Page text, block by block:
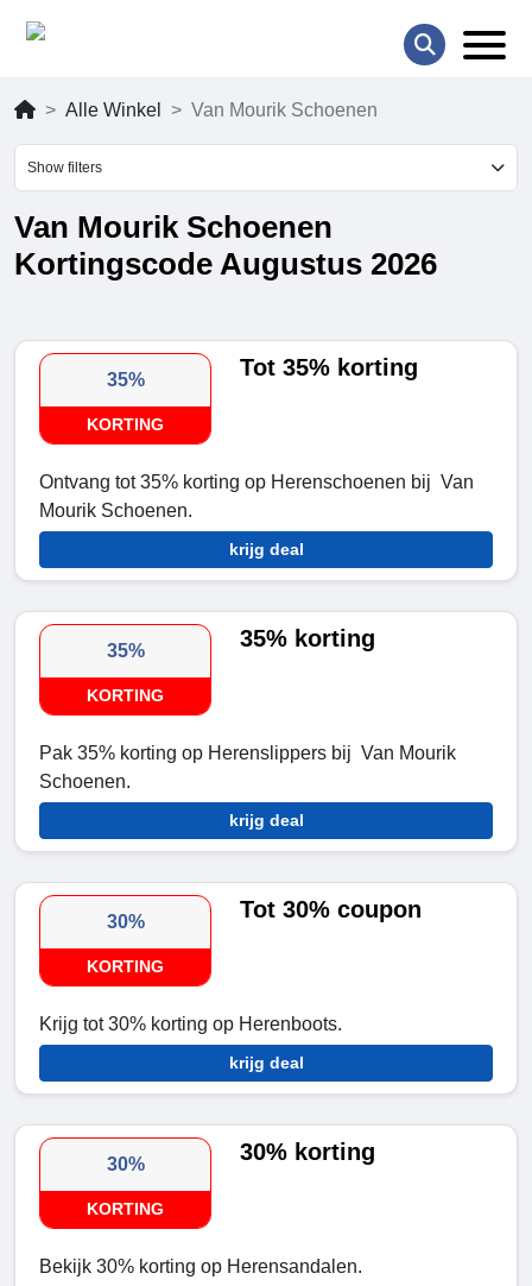
Alle Winkel Van Mourik Schoenen
Show filters
Van Mourik Schoenen
Kortingscode Augustus 2026
35%
KORTING
Tot 35% korting
Ontvang tot 35% korting op Herenschoenen bij Van
Mourik Schoenen.
krijg deal
35%
KORTING
35% korting
Pak 35% korting op Herenslippers bij Van Mourik
Schoenen.
krijg deal
30%
KORTING
Tot 30% coupon
Krijg tot 30% korting op Herenboots.
krijg deal
30%
KORTING
30% korting
Bekijk 30% korting op Herensandalen.